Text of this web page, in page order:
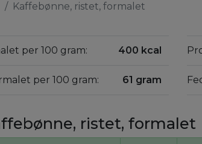
Kaffebønne, ristet, formalet
per 100 gram: 400 kcal
per 100 gram: 61 gram
ristet, formalet